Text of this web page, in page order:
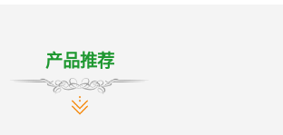
产品推荐